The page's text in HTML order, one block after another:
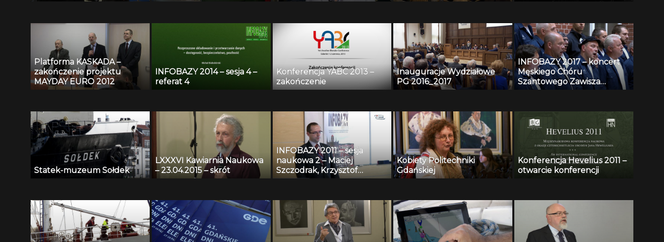
Platforma KASKADA –
zakończenie projektu
MAYDAY EURO 2012
INFOBAZY 2014 – sesja 4 –
referat 4
Konferencja YABC 2013 –
zakończenie
Inauguracje Wydziałowe
PG 2016_2017
INFOBAZY 2017 – koncert
Męskiego Chóru
Szantowego Zawisza
Czarny
Statek-muzeum Sołdek
LXXXVI Kawiarnia Naukowa
– 23.04.2015 – skrót
INFOBAZY 2011 – sesja
naukowa 2 – Maciej
Szczodrak, Krzysztof
Kopaczewski, Andrzej
Krawczyk – Repozytorium
nagrań testowych i
algorytmy wspomagania
systemów monitoringu
przestrzeni publicznej
Kobiety Politechniki
Gdańskiej
Konferencja Hevelius 2011 –
otwarcie konferencji